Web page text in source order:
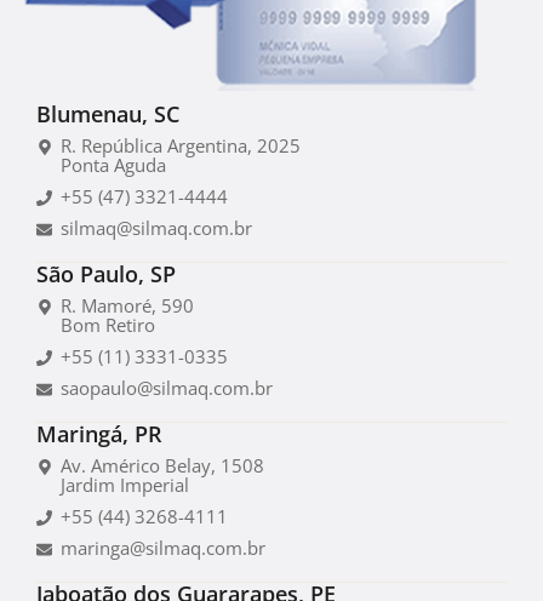
Blumenau, SC
R. República Argentina, 2025
Ponta Aguda
+55 (47) 3321-4444
silmaq@silmaq.com.br
São Paulo, SP
R. Mamoré, 590
Bom Retiro
+55 (11) 3331-0335
saopaulo@silmaq.com.br
Maringá, PR
Av. Américo Belay, 1508
Jardim Imperial
+55 (44) 3268-4111
maringa@silmaq.com.br
Jaboatão dos Guararapes, PE